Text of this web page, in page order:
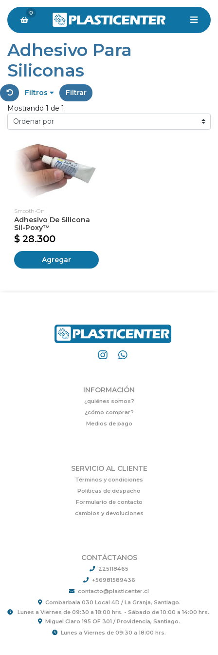
0
Adhesivo Para
Siliconas
Filtros
Filtrar
Mostrando 1 de 1
Smooth-On
Adhesivo De Silicona
Sil-Poxy™
$ 28.300
Agregar
INFORMACIÓN
¿quiénes somos?
¿cómo comprar?
Medios de pago
SERVICIO AL CLIENTE
Términos y condiciones
Políticas de despacho
Formulario de contacto
cambios y devoluciones
CONTÁCTANOS
225118465
+56981589436
contacto@plasticenter.cl
Combarbala 030 Local 4D / La Granja, Santiago.
Lunes a Viernes de 09:30 a 18:00 hrs. - Sábado de 10:00 a 14:00 hrs.
Miguel Claro 195 OF 301 / Providencia, Santiago.
Lunes a Viernes de 09:30 a 18:00 hrs.